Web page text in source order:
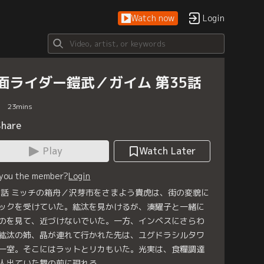
Watch now Login
ライダー鎧武／ガイム 第35話
23mins
Play
Watch Later
the member?Login
ミッチの箱舟／沢芽市をさまよう貴虎は、街の変貌に
クを受けていた。紘汰を見かけるが、湊耀子と一緒に
を見て、近づけないでいた。一方、インベスにさらわ
汰の姉、晶が連れて行かれた先は、ユグドラシルタワ
室。そこにはラットとリカもいた。光実は、食糧調達